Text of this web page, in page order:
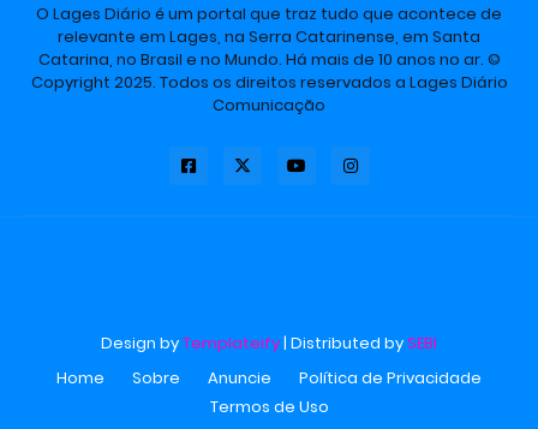
O Lages Diário é um portal que traz tudo que acontece de
relevante em Lages, na Serra Catarinense, em Santa
Catarina, no Brasil e no Mundo. Há mais de 10 anos no ar. ©
Copyright 2025. Todos os direitos reservados a Lages Diário
Comunicação
Design byTemplateify| Distributed bySEBI
Home
Sobre Anuncie
Política de Privacidade
Termos de Uso